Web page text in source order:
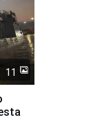
11